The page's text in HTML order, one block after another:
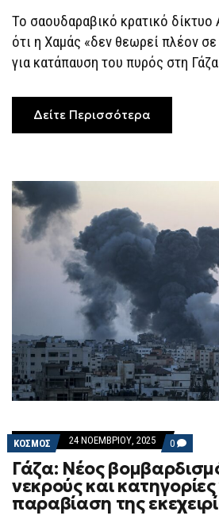
ΈΧΕΙ
ΤΙ
Το σαουδαραβικό κρατικό
ότι η Χαμάς «δεν θεωρεί πλέον
για κατάπαυση του πυρός στη
Δείτε Περισσότερα
ΚΟΣΜΟΣ 24 ΝΟΕΜΒΡΊΟΥ, 2025 0
ON
ΓΆΖΑ:
ΝΈΟΣ
ΜΕ
21
Γάζα: Νέος
νεκρούς και κατηγορίες
παραβίαση της